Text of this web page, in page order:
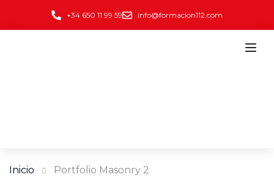
+34 650 11 99 59 info@formacion112.com
Inicio Portfolio Masonry 2